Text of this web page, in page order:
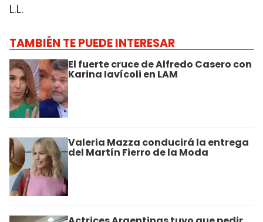
L.L.
TAMBIÉN TE PUEDE INTERESAR
El fuerte cruce de Alfredo Casero con
Karina Iavícoli en LAM
Valeria Mazza conducirá la entrega
del Martín Fierro de la Moda